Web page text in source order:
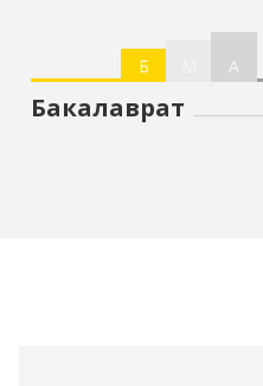
Б А
Бакалаврат